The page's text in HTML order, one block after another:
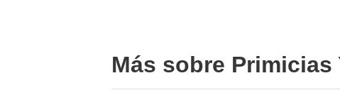
Más sobre Primicias